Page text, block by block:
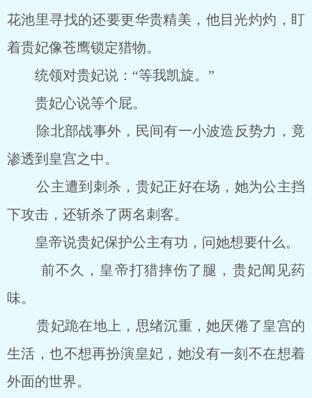
花池里寻找的还要更华贵精美，他目光灼灼，盯
着贵妃像苍鹰锁定猎物。
统领对贵妃说：“等我凯旋。”
贵妃心说等个屁。
除北部战事外，民间有一小波造反势力，竟
渗透到皇宫之中。
公主遭到刺杀，贵妃正好在场，她为公主挡
下攻击，还斩杀了两名刺客。
皇帝说贵妃保护公主有功，问她想要什么。
前不久，皇帝打猎摔伤了腿，贵妃闻见药
味。
贵妃跪在地上，思绪沉重，她厌倦了皇宫的
生活，也不想再扮演皇妃，她没有一刻不在想着
外面的世界。